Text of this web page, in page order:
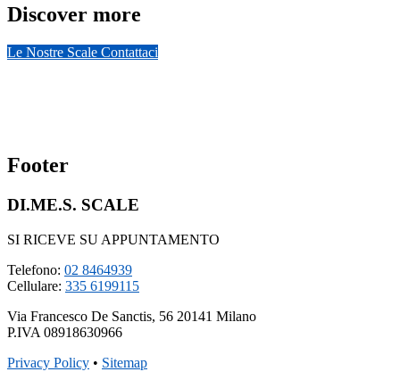
Discover more
Le Nostre Scale Contattaci
Footer
DI.ME.S. SCALE
SI RICEVE SU APPUNTAMENTO
Telefono: 02 8464939
Cellulare: 335 6199115
Via Francesco De Sanctis, 56 20141 Milano
P.IVA 08918630966
Privacy Policy • Sitemap